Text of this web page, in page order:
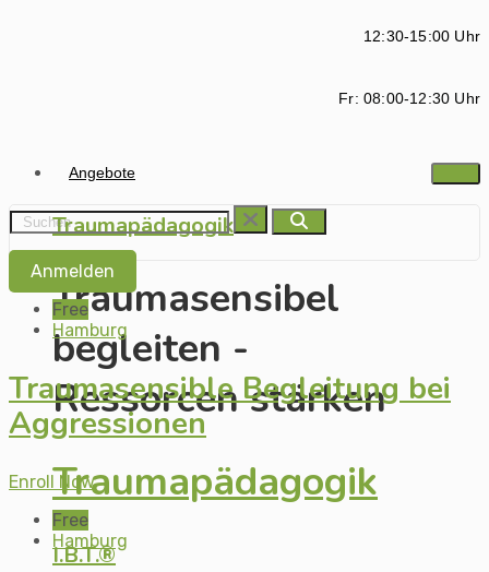
12:30-15:00 Uhr
Fr: 08:00-12:30 Uhr
Angebote
Traumapädagogik
Traumasensibel
begleiten -
Ressorcen stärken
Traumapädagogik
I.B.T.®
Anmelden
Free
Hamburg
Traumasensible Begleitung bei
Aggressionen
Enroll Now
Free
Hamburg